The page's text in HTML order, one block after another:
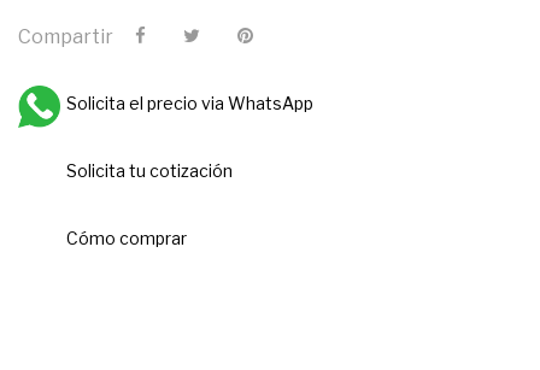
Compartir
Solicita el precio via WhatsApp
Solicita tu cotización
Cómo comprar